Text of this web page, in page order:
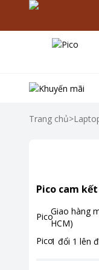
Trang chủ>
Pico cam kết
Giao hàng
HCM)
1 đổi 1 lên